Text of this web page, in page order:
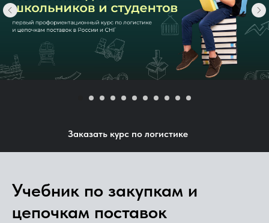
Заказать курс по логистике
Учебник по закупкам и
цепочкам поставок